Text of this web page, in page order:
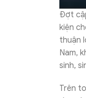
Đợt
kiện
thuận
Nam,
sinh,
Trên